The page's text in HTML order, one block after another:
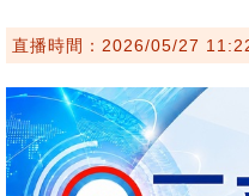
直播時間：2026/05/27